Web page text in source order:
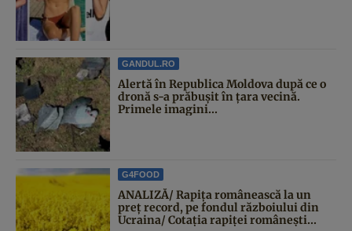
GANDUL.RO
Alertă în Republica Moldova după ce o
dronă s-a prăbușit în țara vecină.
Primele imagini...
G4FOOD
ANALIZĂ/ Rapița românească la un
preț record, pe fondul războiului din
Ucraina/ Cotația rapiței românești...